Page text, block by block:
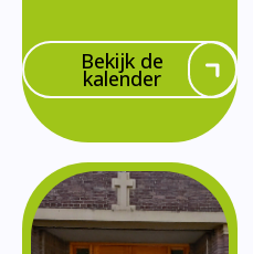
Bekijk de
kalender